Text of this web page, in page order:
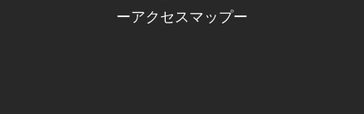
ーアクセスマップー